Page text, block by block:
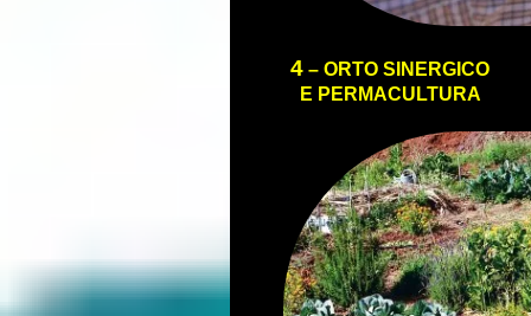
4 – ORTO SINERGICO
E PERMACULTURA